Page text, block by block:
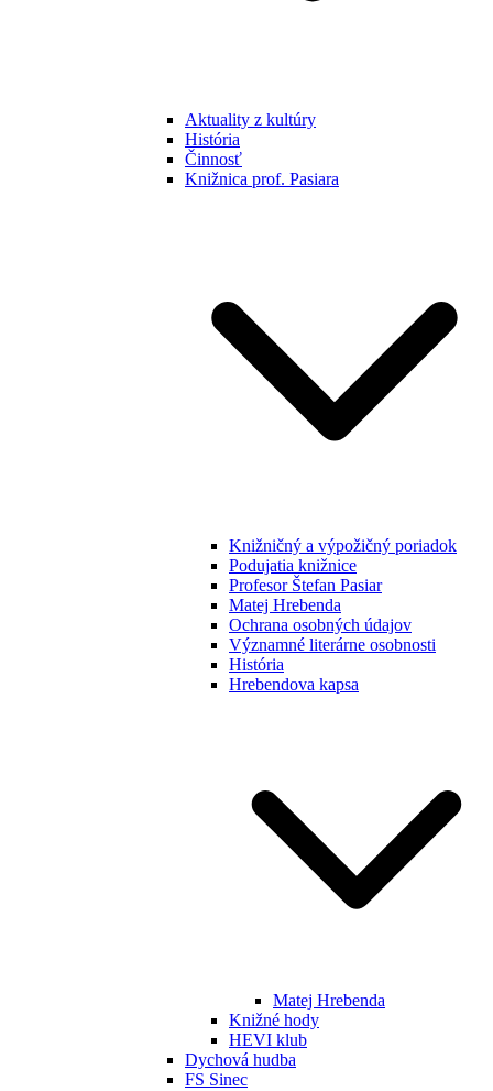
Aktuality z kultúry
História
Činnosť
Knižnica prof. Pasiara
Knižničný a výpožičný poriadok
Podujatia knižnice
Profesor Štefan Pasiar
Matej Hrebenda
Ochrana osobných údajov
Významné literárne osobnosti
História
Hrebendova kapsa
Matej Hrebenda
Knižné hody
HEVI klub
Dychová hudba
FS Sinec